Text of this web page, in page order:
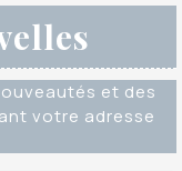
et des
votre adresse